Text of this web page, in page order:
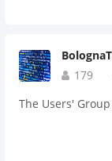
179
The Users'